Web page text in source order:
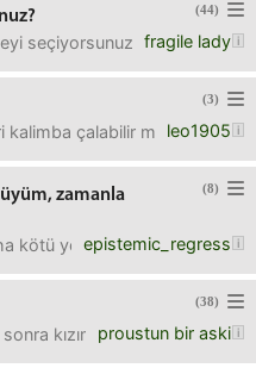
(44)
fragile lady
seçiyorsunuz?
(3)
leo1905
çalabilir mi?Başlangıç
(8)
zamanla
epistemic_regress
kötü yemek yapıyorum.
(38)
proustun bir aski
kızımız doğacak hala